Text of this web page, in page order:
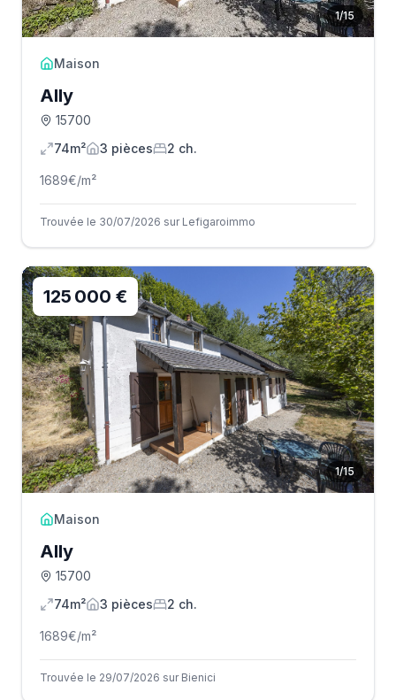
1/15
Maison
Ally
15700
74m²
3 pièces 2 ch.
1689€/m²
Trouvée le 30/07/2026 sur Lefigaroimmo
1/15
125 000 €
Maison
Ally
15700
74m²
3 pièces 2 ch.
1689€/m²
Trouvée le 29/07/2026 sur Bienici